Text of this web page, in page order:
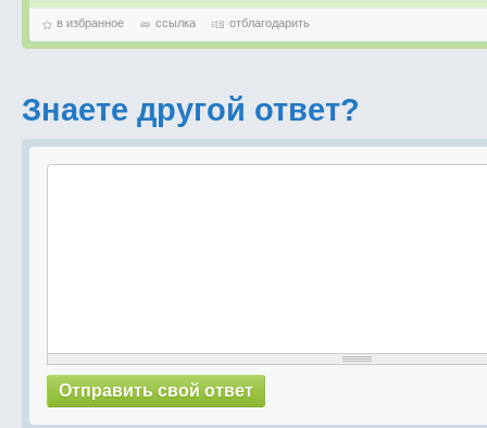
в избранное ссылка отблагодарить
Знаете другой ответ?